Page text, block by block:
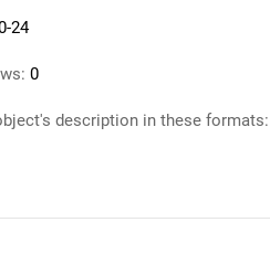
24
0
description in these formats: